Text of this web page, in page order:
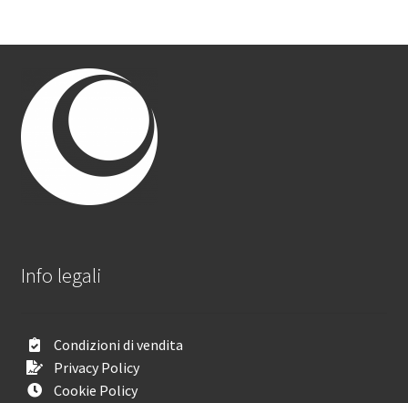
Info legali
Condizioni di vendita
Privacy Policy
Cookie Policy